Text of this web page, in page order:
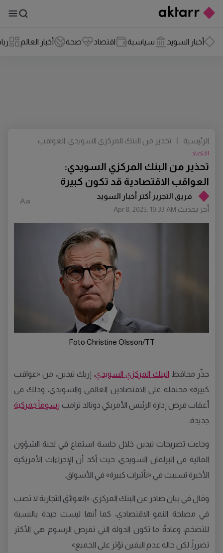
أخبار السويد سياسية اقتصاد صحة أخبار العالم
فريق التجرير أكتر أخبار السويد
أخر تحديث Apr 8, 2025, 10:33 AM
تحذير من البنك المركزي السويدي:
العواقب الاقتصادية قد تكون كبيرة
اقتصاد
الرئيسية
تحذير من البنك المركزي السويدي: العواقب
Foto Christine Olsson/TT
حذّر محافظ البنك المركزي السويدي، إريك تيدين، من «عواقب
كبيرة» محتملة على الاقتصادين العالمي والسويدي، وذلك في
أعقاب فرض إدارة الرئيس الأمريكي دونالد ترامب رسوماً جمركية
جديدة.
وجاءت تصريحات تيدين خلال جلسة استماع في لجنة الشؤون
المالية في البرلمان السويدي، حيث أكد أن الإجراءات الأمريكية
الأخيرة تسببت في «تأثيرات كبيرة» في الأسواق.
وقال في بيان صادر عن البنك المركزي: «العوائق التجارية لا تصب
في مصلحة النمو الاقتصادي، كما أنها ليست جيدة بالنسبة
للتضخم، وعادةً ما تكون الدولة التي تفرض الرسوم هي الأكثر
تضرراً. لكن حالة عدم اليقين تؤثر على الجميع».